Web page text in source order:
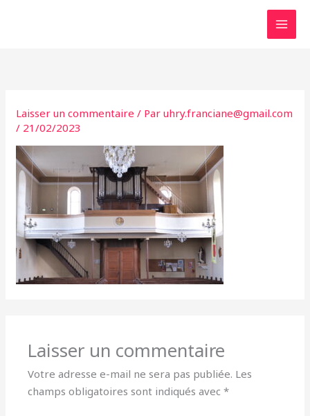
Laisser un commentaire / Paruhry.franciane@gmail.com
/ 21/02/2023
Laisser un commentaire
Votre adresse e-mail ne sera pas publiée. Les
champs obligatoires sont indiqués avec*